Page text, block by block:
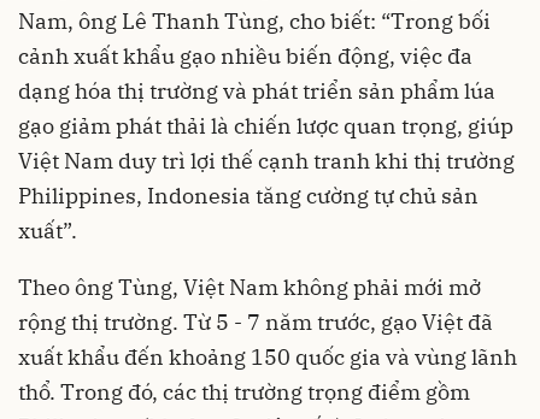
Nam, ông Lê Thanh Tùng, cho biết: “Trong bối
cảnh xuất khẩu gạo nhiều biến động, việc đa
dạng hóa thị trường và phát triển sản phẩm lúa
gạo giảm phát thải là chiến lược quan trọng, giúp
Việt Nam duy trì lợi thế cạnh tranh khi thị trường
Philippines, Indonesia tăng cường tự chủ sản
xuất”.
Theo ông Tùng, Việt Nam không phải mới mở
rộng thị trường. Từ 5 - 7 năm trước, gạo Việt đã
xuất khẩu đến khoảng 150 quốc gia và vùng lãnh
thổ. Trong đó, các thị trường trọng điểm gồm